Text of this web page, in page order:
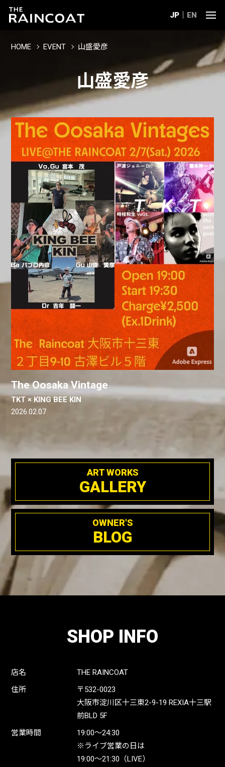
JP EN
HOME EVENT 山盛愛彦
山盛愛彦
The Oosaka Vintage
TKT × KING BEE KIN
2026.02.07
ART WORKS
GALLERY
OWNER'S
BLOG
SHOP INFO
店名
THE RAINCOAT
住所
〒532-0023
大阪市淀川区十三東2-9-19 REXIA十三駅
前BLD 5F
営業時間
19:00〜24:30
※ライブ営業の日は
19:00〜21:30（LIVE）